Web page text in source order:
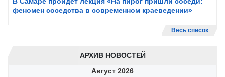
феномен соседства в современном краеведении»
Весь список
АРХИВ НОВОСТЕЙ
Август 2026